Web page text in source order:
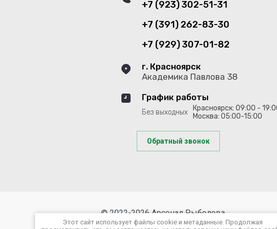
+7 (923) 302-51-31
+7 (391) 262-83-30
+7 (929) 307-01-82
г. Красноярск
Академика Павлова 38
График работы
Без выходных
Красноярск: 09:00 -
Москва: 05:00-15:00
Обратный звонок
© 2022-2026 Арсенал Рыболова
Политика конфиденциальности
Этот сайт использует файлы cookie и метаданные. Продолжая